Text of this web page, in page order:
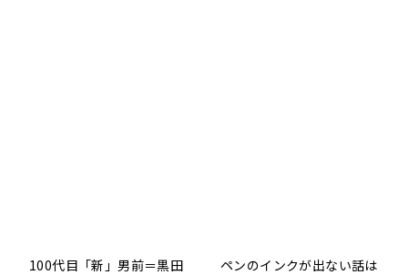
100代目「新」男前＝黒田
ペンのインクが出ない話は